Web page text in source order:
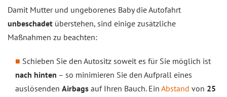
Damit Mutter und ungeborenes Baby die Autofahrt
unbeschadet überstehen, sind einige zusätzliche
Maßnahmen zu beachten:
Schieben Sie den Autositz soweit es für Sie möglich ist
nach hinten – so minimieren Sie den Aufprall eines
auslösenden Airbags auf Ihren Bauch. Ein Abstand von 25